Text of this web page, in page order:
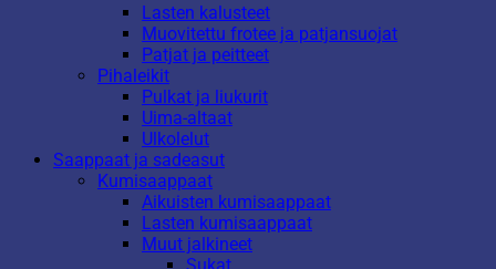
Lasten kalusteet
Muovitettu frotee ja patjansuojat
Patjat ja peitteet
Pihaleikit
Pulkat ja liukurit
Uima-altaat
Ulkolelut
Saappaat ja sadeasut
Kumisaappaat
Aikuisten kumisaappaat
Lasten kumisaappaat
Muut jalkineet
Sukat